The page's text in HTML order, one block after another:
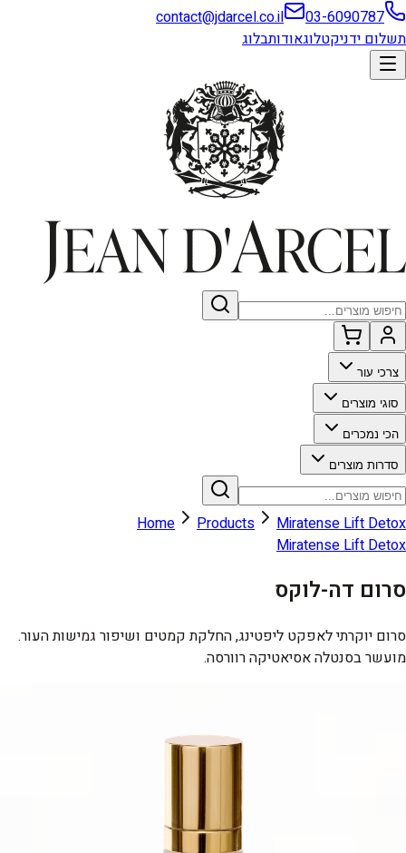
03-6090787
contact@jdarcel.co.il
תשלום ידניקטלוגאודותבלוג
צרכי עור
סוגי מוצרים
הכי נמכרים
סדרות מוצרים
Home Products
Miratense Lift Detox
Miratense Lift Detox
סרום דה-לוקס
סרום יוקרתי לאפקט ליפטינג, החלקת קמטים ושיפור גמישות העור.
מועשר בסנטלה אסיאטיקה רוורסה.